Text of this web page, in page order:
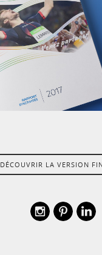
DÉCOUVRIR LA VERSION